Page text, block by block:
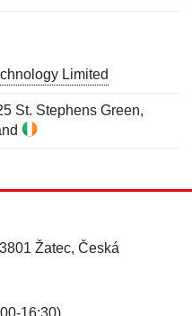
Limited
St. Stephens Green,
Žatec, Česká
16:30)